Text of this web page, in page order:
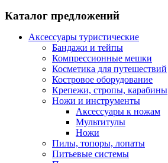
Каталог предложений
Аксессуары туристические
Бандажи и тейпы
Компрессионные мешки
Косметика для путешествий
Костровое оборудование
Крепежи, стропы, карабины
Ножи и инструменты
Аксессуары к ножам
Мультитулы
Ножи
Пилы, топоры, лопаты
Питьевые системы